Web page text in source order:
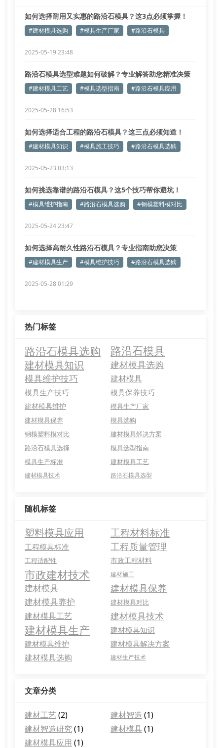
如何选择耐用又实惠的路沿石模具？这3点必须掌握！
#建材模具选购 #模具生产厂家 #路沿石模具
2025-05-19 23:48
路沿石模具选型难题如何破解？专业解答助您精准决策
#建材模具工艺 #模具选型指南 #路沿石模具应用
2025-05-28 16:53
如何选择适合工程的路沿石模具？这三点必须知道！
#建材模具知识 #模具施工技巧 #路沿石模具选购
2025-05-23 03:13
如何挑选靠谱的路沿石模具？这5个技巧帮你避坑！
#模具维护指南 #路沿石模具选购 #钢模塑料模对比
2025-05-24 23:47
如何选择高耐久性路沿石模具？专业指南助您决策
#建材模具生产 #模具维护技巧 #路沿石模具选购
2025-05-28 01:29
热门标签
路沿石模具选购 路沿石模具
建材模具知识
建材模具选购
模具维护技巧
建材模具
模具生产技巧 模具保养技巧
建材模具维护
模具生产厂家
建材模具保养
模具选购
钢模塑料模对比
建材模具解决方案
路沿石模具选择
模具选型指南
模具生产标准
建材模具工艺
建材模具技术 路沿石模具选型
随机标签
塑料模具应用 工程材料标准
工程模具标准 工程质量管理
工程适配性 市政工程材料
市政建材技术 建材施工
建材模具 建材模具保养
建材模具养护 建材模具对比
建材模具工艺 建材模具技术
建材模具生产
建材模具知识
建材模具维护
建材模具解决方案
建材模具选购 建材生产技术
文章分类
建材工艺(2) 建材智造 (1)
建材智造研究 (1) 建材模具(1)
建材模具应用 (1)